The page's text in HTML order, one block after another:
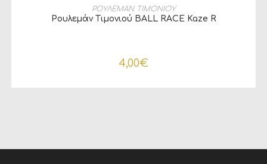
ΠΡΟΣΘΉΚΗ ΣΤΟ ΚΑΛΆΘΙ
ΡΟΥΛΕΜΑΝ ΤΙΜΟΝΙΟΥ
Ρουλεμάν Τιμονιού BALL RACE Kaze R
4,00€